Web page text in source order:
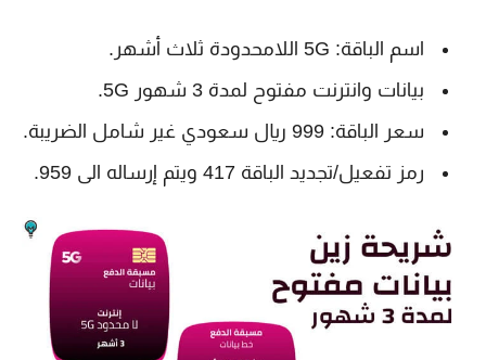
اسم الباقة: 5G اللامحدودة ثلاث أشهر.
بيانات وانترنت مفتوح لمدة 3 شهور 5G.
سعر الباقة: 999 ريال سعودي غير شامل الضريبة.
رمز تفعيل/تجديد الباقة 417 ويتم إرساله الى 959.